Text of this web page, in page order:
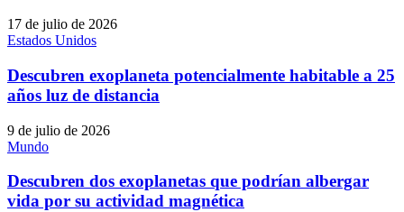
17 de julio de 2026
Estados Unidos
Descubren exoplaneta potencialmente habitable a 25
años luz de distancia
9 de julio de 2026
Mundo
Descubren dos exoplanetas que podrían albergar
vida por su actividad magnética